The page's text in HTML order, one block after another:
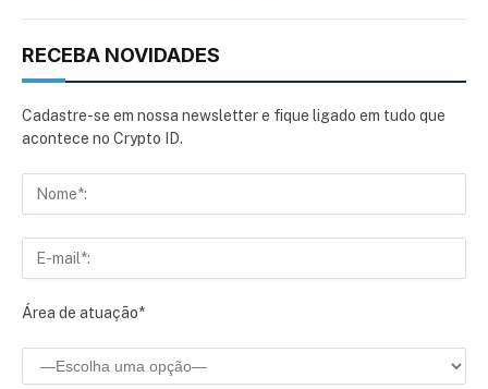
RECEBA NOVIDADES
Cadastre-se em nossa newsletter e fique ligado em tudo que
acontece no Crypto ID.
Área de atuação*